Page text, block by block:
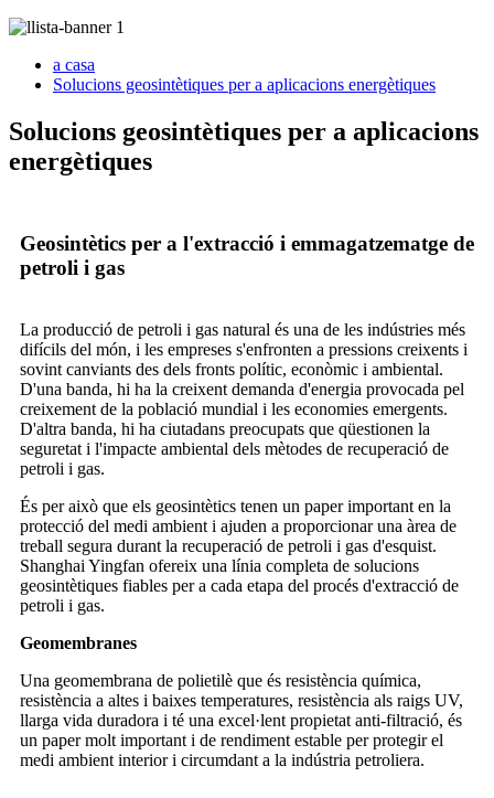
a casa
Solucions geosintètiques per a aplicacions energètiques
Solucions geosintètiques per a aplicacions
energètiques
Geosintètics per a l'extracció i emmagatzematge de
petroli i gas
La producció de petroli i gas natural és una de les indústries més
difícils del món, i les empreses s'enfronten a pressions creixents i
sovint canviants des dels fronts polític, econòmic i ambiental.
D'una banda, hi ha la creixent demanda d'energia provocada pel
creixement de la població mundial i les economies emergents.
D'altra banda, hi ha ciutadans preocupats que qüestionen la
seguretat i l'impacte ambiental dels mètodes de recuperació de
petroli i gas.
És per això que els geosintètics tenen un paper important en la
protecció del medi ambient i ajuden a proporcionar una àrea de
treball segura durant la recuperació de petroli i gas d'esquist.
Shanghai Yingfan ofereix una línia completa de solucions
geosintètiques fiables per a cada etapa del procés d'extracció de
petroli i gas.
Geomembranes
Una geomembrana de polietilè que és resistència química,
resistència a altes i baixes temperatures, resistència als raigs UV,
llarga vida duradora i té una excel·lent propietat anti-filtració, és
un paper molt important i de rendiment estable per protegir el
medi ambient interior i circumdant a la indústria petroliera.